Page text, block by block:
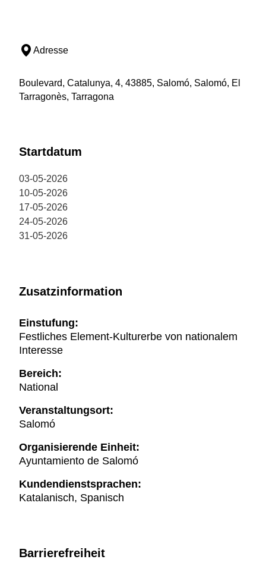
Adresse
Boulevard, Catalunya, 4, 43885, Salomó, Salomó, El
Tarragonès, Tarragona
Startdatum
03-05-2026
10-05-2026
17-05-2026
24-05-2026
31-05-2026
Zusatzinformation
Einstufung:
Festliches Element-Kulturerbe von nationalem
Interesse
Bereich:
National
Veranstaltungsort:
Salomó
Organisierende Einheit:
Ayuntamiento de Salomó
Kundendienstsprachen:
Katalanisch, Spanisch
Barrierefreiheit